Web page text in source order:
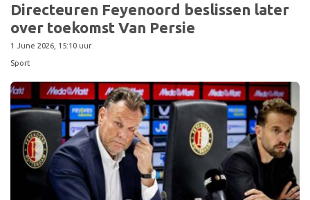
Directeuren Feyenoord beslissen later
over toekomst Van Persie
1 June 2026, 15:10 uur
Sport